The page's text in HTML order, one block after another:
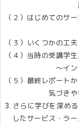
試行に向け
（２）はじめてのサ
について
（３）いくつかの工夫
（４）当時の受講学
～インタビュ
（５）最終レポート
気づきや学び
3. さらに学びを深め
したサービス・ラ